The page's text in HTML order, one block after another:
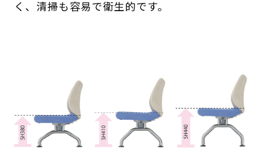
く、清掃も容易で衛生的です。